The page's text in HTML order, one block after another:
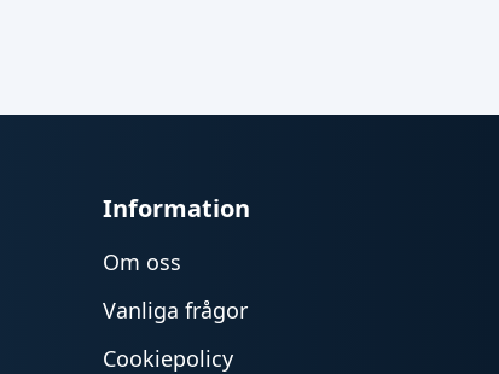
Information
Om oss
Vanliga frågor
Cookiepolicy